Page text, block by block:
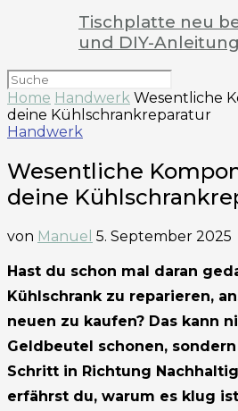
Tischplatte neu
und DIY-Anleitung
Home Handwerk Wesentliche
deine Kühlschrankreparatur
Handwerk
Wesentliche
deine
von Manuel 5. September 2025
Hast du schon mal daran
Kühlschrank zu reparieren,
neuen zu kaufen? Das kann
Geldbeutel schonen,
Schritt in Richtung
erfährst du, warum es klug